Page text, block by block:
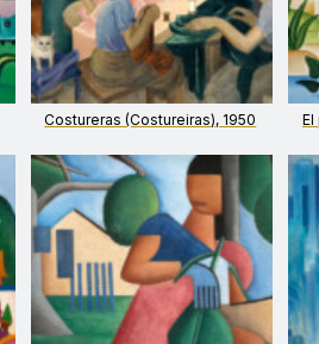
Costureras (Costureiras), 1950 El